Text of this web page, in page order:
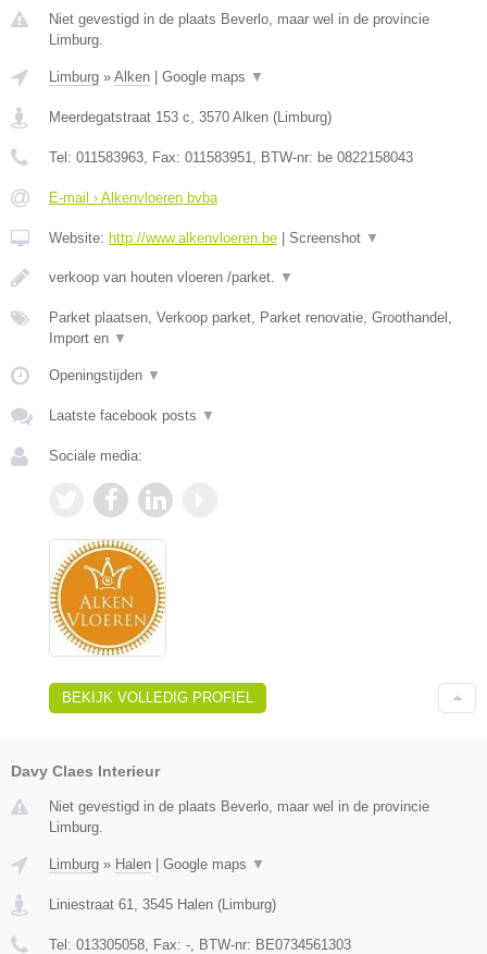
Niet gevestigd in de plaats Beverlo, maar wel in de provincie
Limburg.
Limburg » Alken | Google maps ▼
Meerdegatstraat 153 c 3570 Alken (Limburg)
Tel: 011583963 , Fax: 011583951 , BTW-nr: be 0822158043
E-mail › Alkenvloeren bvba
Website: http://www.alkenvloeren.be | Screenshot ▼
verkoop van houten vloeren /parket. ▼
Parket plaatsen, Verkoop parket, Parket renovatie, Groothandel,
Import en ▼
Openingstijden ▼
Laatste facebook posts ▼
Sociale media:
BEKIJK VOLLEDIG PROFIEL
Davy Claes Interieur
Niet gevestigd in de plaats Beverlo, maar wel in de provincie
Limburg.
Limburg » Halen | Google maps ▼
Liniestraat 61 3545 Halen (Limburg)
Tel: 013305058 , Fax: - , BTW-nr: BE0734561303